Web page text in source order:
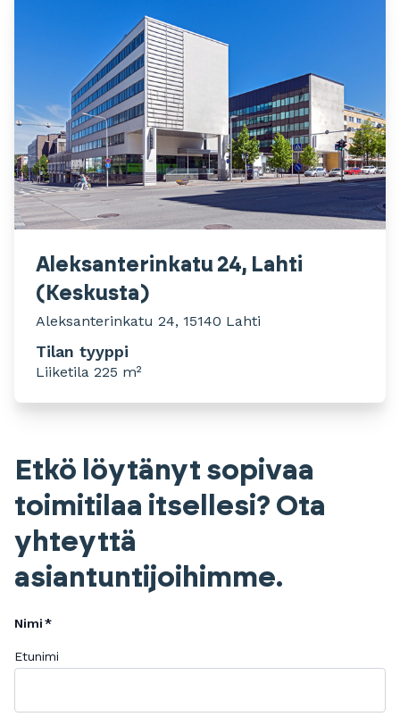
Aleksanterinkatu 24, Lahti
(Keskusta)
Aleksanterinkatu 24, 15140 Lahti
Tilan tyyppi
Liiketila 225 m²
Etkö löytänyt sopivaa
toimitilaa itsellesi? Ota
yhteyttä
asiantuntijoihimme.
Nimi
Etunimi